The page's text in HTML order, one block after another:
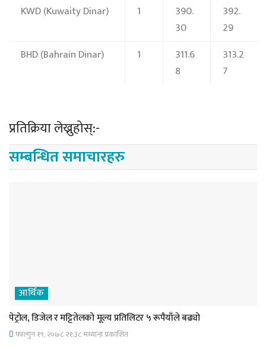
KWD(Kuwaity Dinar) 1
390.
30
392.
29
BHD(Bahrain Dinar) 1
311.6
8
313.2
7
प्रतिक्रिया लेख्नुहोस्:-
सम्बन्धित समाचारहरु
आर्थिक
पेट्रोल, डिजेल र मट्टितेलको मूल्य प्रतिलिटर ५ रूपैयाँले बढ्यो
फाल्गुन १९, २०७८ २१;३८ मध्यान्ह प्रकाशित